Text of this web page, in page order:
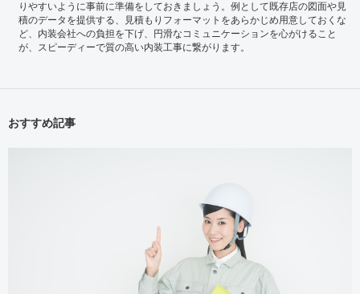
りやすいように事前に準備をしておきましょう。例として既存店の図面や見
積のデータを提供する、見積もりフォーマットをあらかじめ用意しておくな
ど、内装会社への負担を下げ、円滑なコミュニケーションを心がけること
が、スピーディーで質の高い内装工事に繋がります。
おすすめ記事